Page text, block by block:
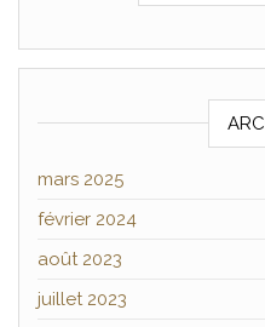
mars 2025
février 2024
août 2023
juillet 2023